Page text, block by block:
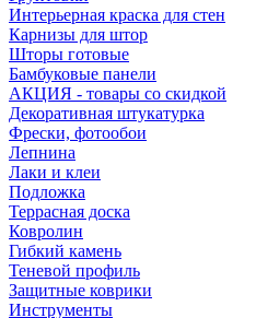
Интерьерная краска для стен
Карнизы для штор
Шторы готовые
Бамбуковые панели
АКЦИЯ - товары со скидкой
Декоративная штукатурка
Фрески, фотообои
Лепнина
Лаки и клеи
Подложка
Террасная доска
Ковролин
Гибкий камень
Теневой профиль
Защитные коврики
Инструменты